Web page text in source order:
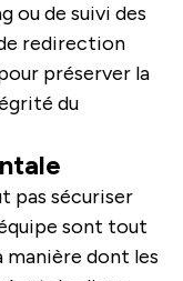
ou de suivi des
redirection
préserver la
du
pas sécuriser
sont tout
manière dont les